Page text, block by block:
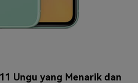
11 Ungu yang Menarik dan